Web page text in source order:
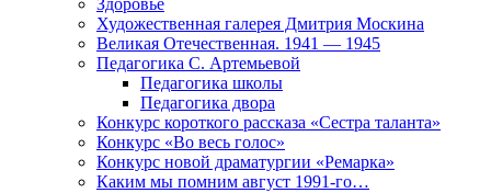
Здоровье
Художественная галерея Дмитрия Москина
Великая Отечественная. 1941 — 1945
Педагогика С. Артемьевой
Педагогика школы
Педагогика двора
Конкурс короткого рассказа «Сестра таланта»
Конкурс «Во весь голос»
Конкурс новой драматургии «Ремарка»
Каким мы помним август 1991-го…